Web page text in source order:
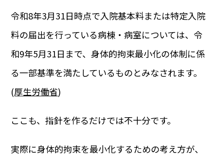
令和8年3月31日時点で入院基本料または特定入院
料の届出を行っている病棟・病室については、令
和9年5月31日まで、身体的拘束最小化の体制に係
る一部基準を満たしているものとみなされます。
(厚生労働省)
ここも、指針を作るだけでは不十分です。
実際に身体的拘束を最小化するための考え方が、